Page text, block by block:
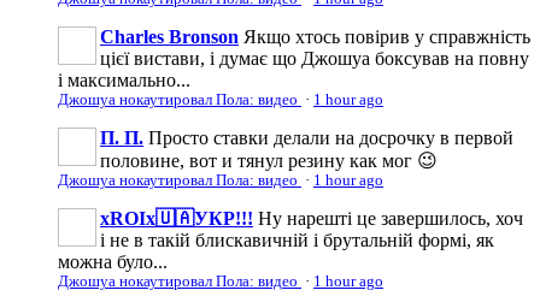
Charles Bronson Якщо хтось повірив у справжність
цієї вистави, і думає що Джошуа боксував на повну
і максимально...
Джошуа нокаутировал Пола: видео · 1 hour ago
П. П. Просто ставки делали на досрочку в первой
половине, вот и тянул резину как мог 😉
Джошуа нокаутировал Пола: видео · 1 hour ago
xROIx🇺🇦УКР!!! Ну нарешті це завершилось, хоч
і не в такій блискавичній і брутальній формі, як
можна було...
Джошуа нокаутировал Пола: видео · 1 hour ago